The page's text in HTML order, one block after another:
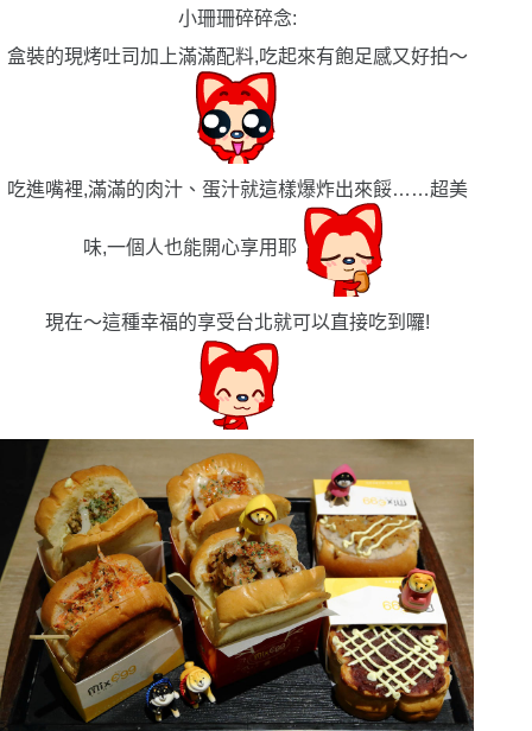
小珊珊碎碎念:
盒裝的現烤吐司加上滿滿配料,吃起來有飽足感又好拍〜
吃進嘴裡,滿滿的肉汁、蛋汁就這樣爆炸出來餒……超美
味,一個人也能開心享用耶
現在〜這種幸福的享受台北就可以直接吃到囉!